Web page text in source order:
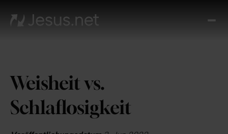
Weisheit vs.
Schlaflosigkeit